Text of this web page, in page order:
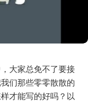
大家总免不了要接
们那些零零散散的
才能写的好吗？以